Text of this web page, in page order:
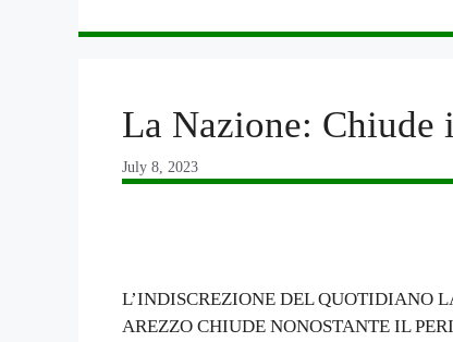
La Nazione: Chiude
July 8, 2023
L’INDISCREZIONE DEL QUOTIDIANO
AREZZO CHIUDE NONOSTANTE IL